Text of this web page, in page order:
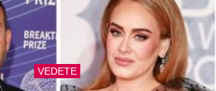
VEDETE